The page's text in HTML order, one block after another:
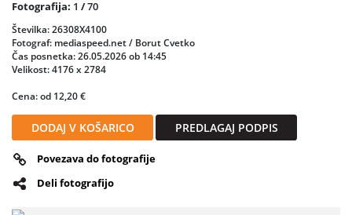
Fotografija: 1 /70
Številka: 26308X4100
Fotograf: mediaspeed.net / Borut Cvetko
Čas posnetka: 26.05.2026 ob 14:45
Velikost: 4176 x 2784
Cena: od 12,20 €
DODAJ V KOŠARICO PREDLAGAJ PODPIS
Povezava do fotografije
Deli fotografijo